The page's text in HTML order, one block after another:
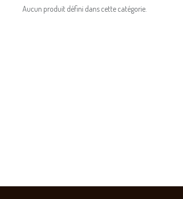
Aucun produit défini dans cette catégorie.